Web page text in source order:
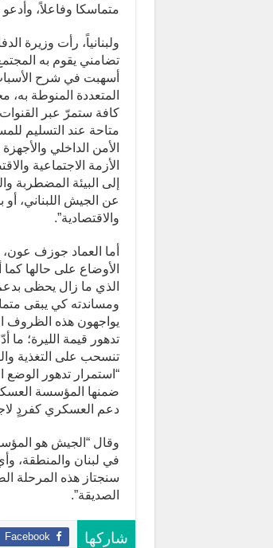
متماسكا وفاعلاً، وأدعو
ولبنانياً، رأت وزيرة
تضامني يقوم به
أسهبت في شرح
المتعددة المنوطة
كافة ستمرّ عبر
متاحة عند التسليم
الأمن الداخلي
الأزمة الاجتماعية
إلى البيئة المضطربة
عن الجيش اللبناني، أو
والاقتصادية”.
أما العماد جوزف
الأوضاع على حالها
الذي ما زال يحظى بدعم
ومساندته كي يبقى
يواجهون هذه الظروف
تنسحب على التغذية
“استمرار تدهور
ضمنها المؤسسة
دعم العسكري كفردٍ
وقال “الجيش هو
في لبنان والمنطقة،
سنجتاز هذه المرحلة
الصديقة”.
شاركها Facebook